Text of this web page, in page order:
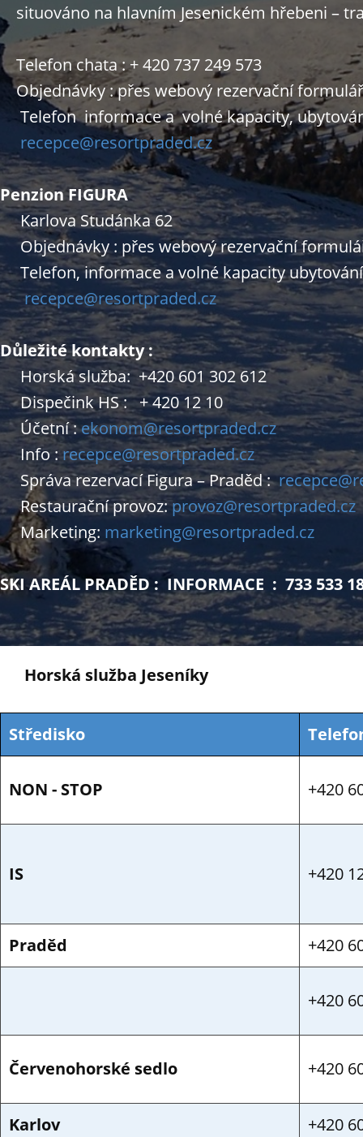
situováno na hlavním Jesenickém hřebeni –
Telefon chata : + 420 737 249 573
Objednávky : přes webový rezervační
​Telefon informace a volné kapacity,
recepce@resortpraded.cz
Penzion FIGURA
Karlova Studánka 62
Objednávky : přes webový rezervační
Telefon, informace a volné kapacity ubytování:
recepce@resortpraded.cz
Důležité kontakty :
Horská služba: +420 601 302 612
Dispečink HS : + 420 12 10
Účetní :ekonom@resortpraded.cz
Info :recepce@resortpraded.cz
Správa rezervací Figura – Praděd :
Restaurační provoz:provoz@resortpraded.cz
Marketing: marketing@resortpraded.cz
SKI AREÁL PRADĚD : INFORMACE : 733 533
Horská služba Jeseníky
Středisko
NON - STOP +420
IS +420
Praděd +420
+420
Červenohorské sedlo +420
Karlov +420